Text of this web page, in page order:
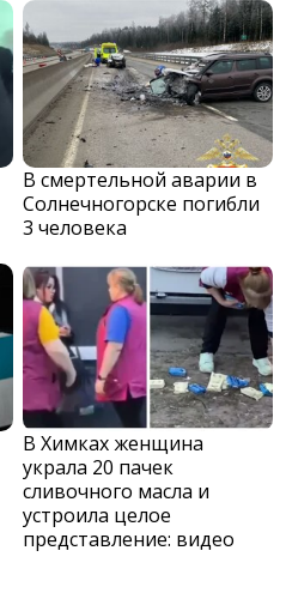
В смертельной аварии в
Солнечногорске погибли
3 человека
В Химках женщина
украла 20 пачек
сливочного масла и
устроила целое
представление: видео